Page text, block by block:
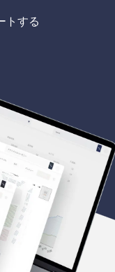
トする